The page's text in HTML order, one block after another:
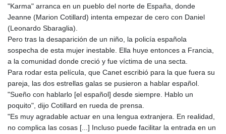
"Karma" arranca en un pueblo del norte de España, donde
Jeanne (Marion Cotillard) intenta empezar de cero con Daniel
(Leonardo Sbaraglia).
Pero tras la desaparición de un niño, la policía española
sospecha de esta mujer inestable. Ella huye entonces a Francia,
a la comunidad donde creció y fue víctima de una secta.
Para rodar esta película, que Canet escribió para la que fuera su
pareja, las dos estrellas galas se pusieron a hablar español.
"Sueño con hablarlo [el español] desde siempre. Hablo un
poquito", dijo Cotillard en rueda de prensa.
"Es muy agradable actuar en una lengua extranjera. En realidad,
no complica las cosas [...] Incluso puede facilitar la entrada en un